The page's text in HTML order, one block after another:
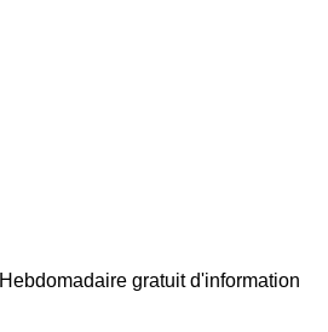
Hebdomadaire gratuit d'information